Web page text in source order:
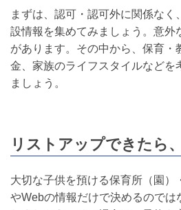
まずは、認可・認可外に関係な
設情報を集めてみましょう。意外
があります。その中から、保育・
金、家族のライフスタイルなどを
ましょう。
リストアップできたら
大切な子供を預ける保育所（園）
やWebの情報だけで決めるのでは